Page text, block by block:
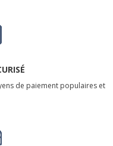
de paiement populaires et